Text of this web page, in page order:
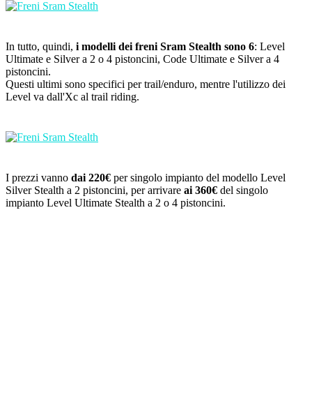
In tutto, quindi, i modelli dei freni Sram Stealth sono 6: Level
Ultimate e Silver a 2 o 4 pistoncini, Code Ultimate e Silver a 4
pistoncini.
Questi ultimi sono specifici per trail/enduro, mentre l'utilizzo dei
Level va dall'Xc al trail riding.
I prezzi vanno dai 220€ per singolo impianto del modello Level
Silver Stealth a 2 pistoncini, per arrivare ai 360€ del singolo
impianto Level Ultimate Stealth a 2 o 4 pistoncini.